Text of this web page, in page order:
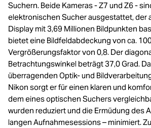
Suchern. Beide Kameras - Z7 und Z6 -
elektronischen Sucher ausgestattet, der
Display mit 3,69 Millionen Bildpunkten
bietet eine Bildfeldabdeckung von ca.
Vergrößerungsfaktor von 0,8. Der
Betrachtungswinkel beträgt 37,0 Grad.
überragenden Optik- und
Nikon sorgt er für einen klaren und
dem eines optischen Suchers
wurden reduziert und die Ermüdung des
langen Aufnahmesessions – minimiert.